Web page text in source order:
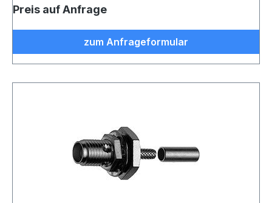
Preis auf Anfrage
zum Anfrageformular